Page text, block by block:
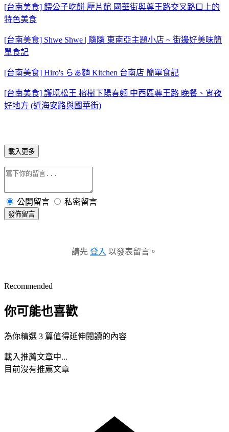
[台南美食] 餵公子吃餅 壓片館 國華街與尊王路交叉路口上的
特色美食
[台南美食] Shwe Shwe | 隨隨 東南亞主題小店 ~ 街邊好美味簡
單食記
[台南美食] Hiro's らぁ麵 Kitchen 台南店 簡單食記
[台南美食] 護境松王 榕樹下陽春麵 中西區尊王路 晚餐、宵夜
好地方 (近海安路與國華街)
載入更多
公開留言 私密留言
發佈留言
請先 登入 以發表留言。
Recommended
你可能也喜歡
為你精選 3 篇值得延伸閱讀的內容
載入推薦文章中...
目前沒有推薦文章